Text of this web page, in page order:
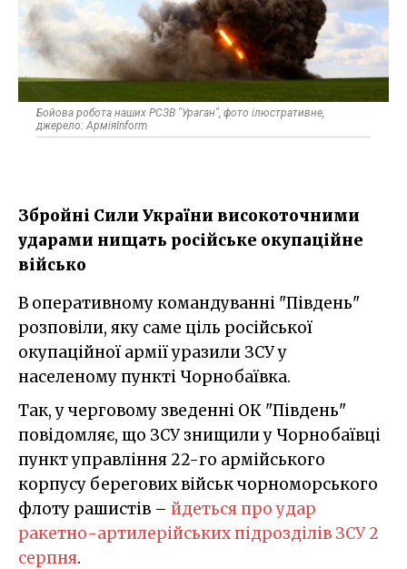
Бойова робота наших РСЗВ "Ураган", фото ілюстративне,
джерело: АрміяInform
Збройні Сили України високоточними
ударами нищать російське окупаційне
військо
В оперативному командуванні "Південь"
розповіли, яку саме ціль російської
окупаційної армії уразили ЗСУ у
населеному пункті Чорнобаївка.
Так, у черговому зведенні ОК "Південь"
повідомляє, що ЗСУ знищили у Чорнобаївці
пункт управління 22-го армійського
корпусу берегових військ чорноморського
флоту рашистів – йдеться про удар
ракетно-артилерійських підрозділів ЗСУ 2
серпня.